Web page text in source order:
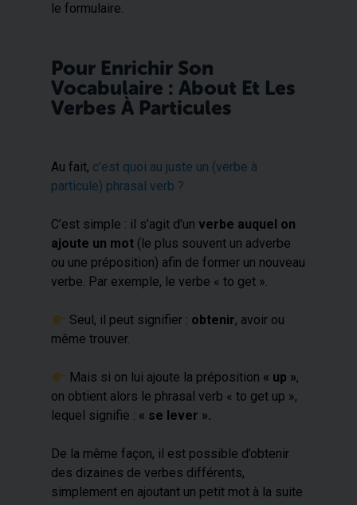
le formulaire.
Pour Enrichir Son
Vocabulaire : About Et Les
Verbes À Particules
Au fait, c’est quoi au juste un (verbe à
particule) phrasal verb ?
C’est simple : il s’agit d’un verbe auquel on
ajoute un mot (le plus souvent un adverbe
ou une préposition) afin de former un nouveau
verbe. Par exemple, le verbe « to get ».
​ Seul, il peut signifier : obtenir, avoir ou
même trouver.
​ Mais si on lui ajoute la préposition « up »,
on obtient alors le phrasal verb « to get up »,
lequel signifie : « se lever ».
De la même façon, il est possible d’obtenir
des dizaines de verbes différents,
simplement en ajoutant un petit mot à la suite